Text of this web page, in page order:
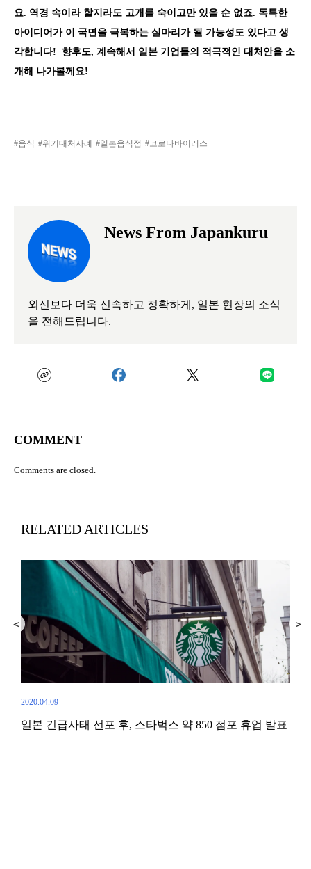
요. 역경 속이라 할지라도 고개를 숙이고만 있을 순 없죠. 독특한
아이디어가 이 국면을 극복하는 실마리가 될 가능성도 있다고 생
각합니다! 향후도, 계속해서 일본 기업들의 적극적인 대처안을 소
개해 나가볼께요!
음식 위기대처사례 일본음식점 코로나바이러스
News From Japankuru
외신보다 더욱 신속하고 정확하게, 일본 현장의 소식
을 전해드립니다.
COMMENT
Comments are closed.
RELATED ARTICLES
2020.04.09
일본 긴급사태 선포 후, 스타벅스 약 850 점포 휴업 발표